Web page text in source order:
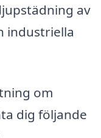
av
industriella
om
dig följande